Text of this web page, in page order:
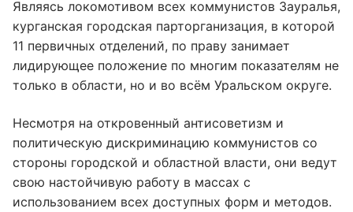
Являясь локомотивом всех коммунистов Зауралья,
курганская городская парторганизация, в которой
11 первичных отделений, по праву занимает
лидирующее положение по многим показателям не
только в области, но и во всëм Уральском округе.
Несмотря на откровенный антисоветизм и
политическую дискриминацию коммунистов со
стороны городской и областной власти, они ведут
свою настойчивую работу в массах с
использованием всех доступных форм и методов.